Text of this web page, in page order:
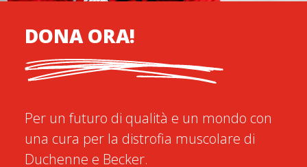
DONA ORA!
Per un futuro di qualità e un mondo con
una cura per la distrofia muscolare di
Duchenne e Becker.